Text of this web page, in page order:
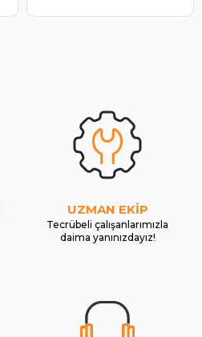
UZMAN EKİP
Tecrübeli çalışanlarımızla
daima yanınızdayız!